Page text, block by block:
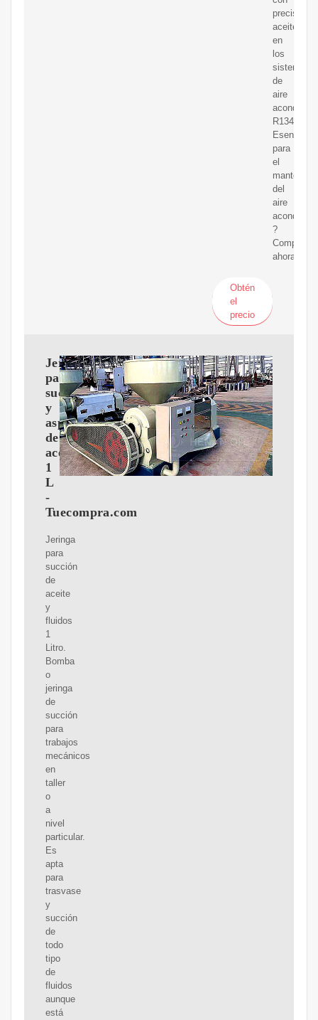
precisión
aceite
en
los
sistemas
de
aire
R134a.
Esencial
para
el
del
aire
?
Comprar
ahora!
Obtén
el
precio
Jeringa
para
succión
y
aspiración
de
aceite
1
L
-
Tuecompra.com
Jeringa
para
succión
de
aceite
y
fluidos
1
Litro.
Bomba
o
jeringa
de
succión
para
trabajos
mecánicos
en
taller
o
a
nivel
particular.
Es
apta
para
trasvase
y
succión
de
todo
tipo
de
fluidos
aunque
está